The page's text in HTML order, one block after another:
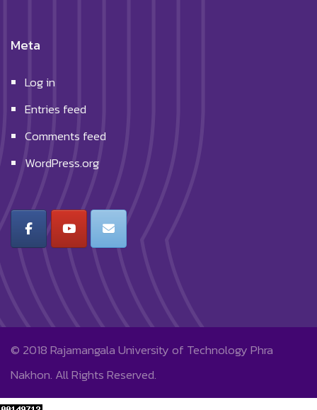
Meta
Log in
Entries feed
Comments feed
WordPress.org
© 2018Rajamangala University of Technology Phra
Nakhon. All Rights Reserved.